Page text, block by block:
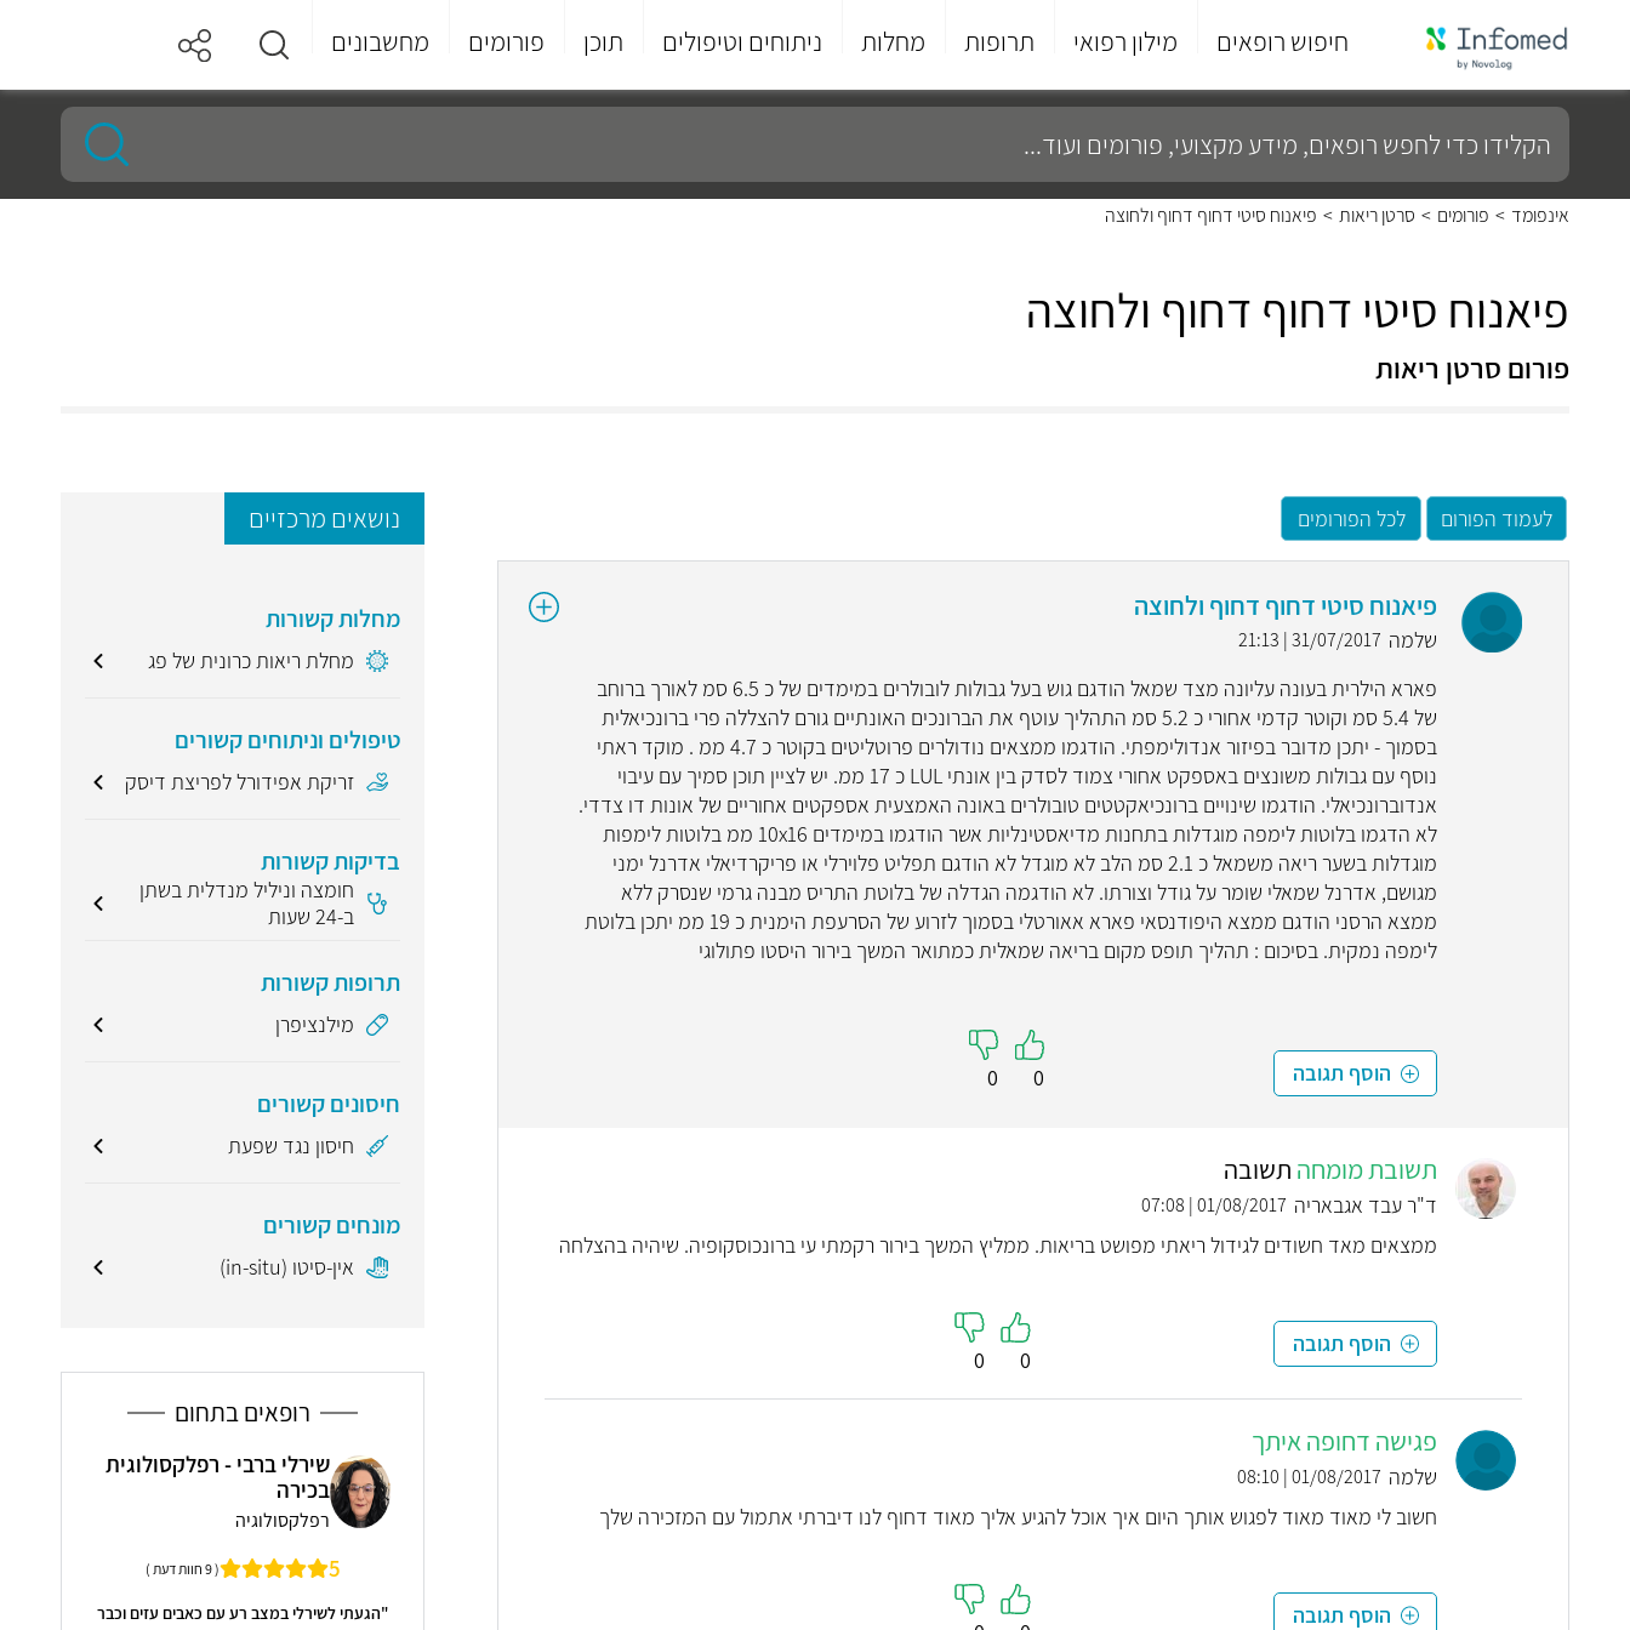
חיפוש רופאים מילון רפואי תרופות מחלות ניתוחים וטיפולים תוכן פורומים מחשבונים
סוף
התפריט
הקלידו
כדי
לחפש
רופאים,
מידע
מקצועי,
אינפומד > פורומים > סרטן ריאות > פיאנוח סיטי דחוף דחוף ולחוצה
פיאנוח סיטי דחוף דחוף ולחוצה
פורום סרטן ריאות
לעמוד הפורום לכל הפורומים
פיאנוח סיטי דחוף דחוף ולחוצה
שלמה 31/07/2017 | 21:13
פארא הילרית בעונה עליונה מצד שמאל הודגם גוש בעל גבולות לובולרים במימדים של כ 6.5 סמ לאורך ברוחב
של 5.4 סמ וקוטר קדמי אחורי כ 5.2 סמ התהליך עוטף את הברונכים האונתיים גורם להצללה פרי ברונכיאלית
בסמוך - יתכן מדובר בפיזור אנדולימפתי. הודגמו ממצאים נודולרים פרוטליטים בקוטר כ 4.7 ממ . מוקד ראתי
נוסף עם גבולות משונצים באספקט אחורי צמוד לסדק בין אונתי LUL כ 17 ממ. יש לציין תוכן סמיך עם עיבוי
אנדוברונכיאלי. הודגמו שינויים ברונכיאקטטים טובולרים באונה האמצעית אספקטים אחוריים של אונות דו צדדי.
לא הדגמו בלוטות לימפה מוגדלות בתחנות מדיאסטינליות אשר הודגמו במימדים 10x16 ממ בלוטות לימפות
מוגדלות בשער ריאה משמאל כ 2.1 סמ הלב לא מוגדל לא הודגם תפליט פלוירלי או פריקרדיאלי אדרנל ימני
מגושם, אדרנל שמאלי שומר על גודל וצורתו. לא הודגמה הגדלה של בלוטת התריס מבנה גרמי שנסרק ללא
ממצא הרסני הודגם ממצא היפודנסאי פארא אאורטלי בסמוך לזרוע של הסרעפת הימנית כ 19 ממ יתכן בלוטת
לימפה נמקית. בסיכום : תהליך תופס מקום בריאה שמאלית כמתואר המשך בירור היסטו פתולוגי
הוסף תגובה 0
0
תשובת מומחה תשובה
ד"ר עבד אגבאריה 01/08/2017 | 07:08
ממצאים מאד חשודים לגידול ריאתי מפושט בריאות. ממליץ המשך בירור רקמתי עי ברונכוסקופיה. שיהיה בהצלחה
הוסף תגובה
0
0
פגישה דחופה איתך
שלמה 01/08/2017 | 08:10
חשוב לי מאוד מאוד לפגוש אותך היום איך אוכל להגיע אליך מאוד דחוף לנו דיברתי אתמול עם המזכירה שלך
הוסף תגובה
נושאים מרכזיים
מחלות קשורות
מחלת ריאות כרונית של פג
טיפולים וניתוחים קשורים
זריקת אפידורל לפריצת דיסק
בדיקות קשורות
חומצה וניליל מנדלית בשתן
ב-24 שעות
תרופות קשורות
מילנציפרן
חיסונים קשורים
חיסון נגד שפעת
מונחים קשורים
אין-סיטו (in-situ)
רופאים בתחום
פרוקטולוגיה
שירלי ברבי - רפלקסולוגית
בכירה
רפלקסולוגיה
5 ( 9 חוות דעת )
"הגעתי לשירלי במצב רע עם כאבים עזים וכבר